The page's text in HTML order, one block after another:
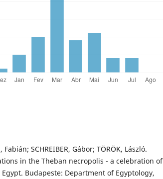
Fabián; SCHREIBER, Gábor; TÖRÖK, László.
in the Theban necropolis - a celebration of
Budapeste: Department of Egyptology,